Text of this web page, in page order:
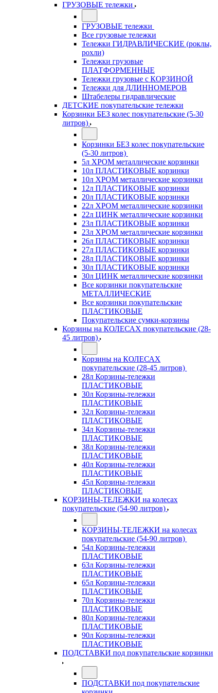
ГРУЗОВЫЕ тележки
ГРУЗОВЫЕ тележки
Все грузовые тележки
Тележки ГИДРАВЛИЧЕСКИЕ (роклы,
рохли)
Тележки грузовые
ПЛАТФОРМЕННЫЕ
Тележки грузовые с КОРЗИНОЙ
Тележки для ДЛИННОМЕРОВ
Штабелеры гидравлические
ДЕТСКИЕ покупательские тележки
Корзинки БЕЗ колес покупательские (5-30
литров)
Корзинки БЕЗ колес покупательские
(5-30 литров)
5л ХРОМ металлические корзинки
10л ПЛАСТИКОВЫЕ корзинки
10л ХРОМ металлические корзинки
12л ПЛАСТИКОВЫЕ корзинки
20л ПЛАСТИКОВЫЕ корзинки
22л ХРОМ металлические корзинки
22л ЦИНК металлические корзинки
23л ПЛАСТИКОВЫЕ корзинки
23л ХРОМ металлические корзинки
26л ПЛАСТИКОВЫЕ корзинки
27л ПЛАСТИКОВЫЕ корзинки
28л ПЛАСТИКОВЫЕ корзинки
30л ПЛАСТИКОВЫЕ корзинки
30л ЦИНК металлические корзинки
Все корзинки покупательские
МЕТАЛЛИЧЕСКИЕ
Все корзинки покупательские
ПЛАСТИКОВЫЕ
Покупательские сумки-корзины
Корзины на КОЛЕСАХ покупательские (28-
45 литров)
Корзины на КОЛЕСАХ
покупательские (28-45 литров)
28л Корзины-тележки
ПЛАСТИКОВЫЕ
30л Корзины-тележки
ПЛАСТИКОВЫЕ
32л Корзины-тележки
ПЛАСТИКОВЫЕ
34л Корзины-тележки
ПЛАСТИКОВЫЕ
38л Корзины-тележки
ПЛАСТИКОВЫЕ
40л Корзины-тележки
ПЛАСТИКОВЫЕ
45л Корзины-тележки
ПЛАСТИКОВЫЕ
КОРЗИНЫ-ТЕЛЕЖКИ на колесах
покупательские (54-90 литров)
КОРЗИНЫ-ТЕЛЕЖКИ на колесах
покупательские (54-90 литров)
54л Корзины-тележки
ПЛАСТИКОВЫЕ
63л Корзины-тележки
ПЛАСТИКОВЫЕ
65л Корзины-тележки
ПЛАСТИКОВЫЕ
70л Корзины-тележки
ПЛАСТИКОВЫЕ
80л Корзины-тележки
ПЛАСТИКОВЫЕ
90л Корзины-тележки
ПЛАСТИКОВЫЕ
ПОДСТАВКИ под покупательские корзинки
ПОДСТАВКИ под покупательские